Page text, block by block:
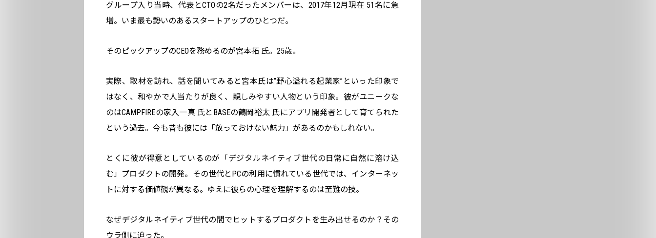
グループ入り当時、代表とCTOの2名だったメンバーは、2017年12月現在 51名に急
増。いま最も勢いのあるスタートアップのひとつだ。
そのピックアップのCEOを務めるのが宮本拓 氏。25歳。
実際、取材を訪れ、話を聞いてみると宮本氏は”野心溢れる起業家”といった印象で
はなく、和やかで人当たりが良く、親しみやすい人物という印象。彼がユニークな
のはCAMPFIREの家入一真 氏とBASEの鶴岡裕太 氏にアプリ開発者として育てられた
という過去。今も昔も彼には「放っておけない魅力」があるのかもしれない。
とくに彼が得意としているのが「デジタルネイティブ世代の日常に自然に溶け込
む」プロダクトの開発。その世代とPCの利用に慣れている世代では、インターネッ
トに対する価値観が異なる。ゆえに彼らの心理を理解するのは至難の技。
なぜデジタルネイティブ世代の間でヒットするプロダクトを生み出せるのか？その
ウラ側に迫った。